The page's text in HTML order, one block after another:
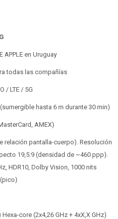
APPLE en Uruguay
todas las compañías
/ LTE / 5G
hasta 6 m durante 30 min)
AMEX)
relación pantalla-cuerpo). Resolución
19,5:9 (densidad de ~460 ppp).
HDR10, Dolby Vision, 1000 nits
core (2x4,26 GHz + 4xX,X GHz)